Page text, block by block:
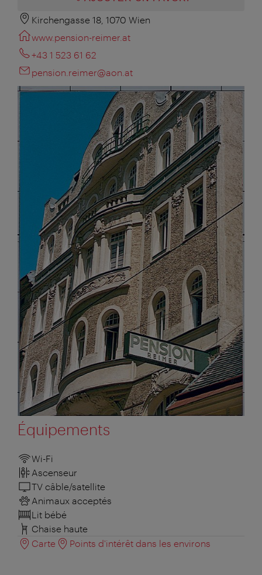
Kirchengasse 18, 1070 Wien
www.pension-reimer.at
+43 1 523 61 62
pension.reimer@aon.at
Équipements
Wi-Fi
Ascenseur
TV câble/satellite
Animaux acceptés
Lit bébé
Chaise haute
Carte
Points d'intérêt dans les environs